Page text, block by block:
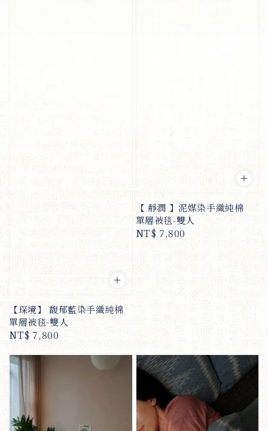
【琛境】 馥郁藍染手織純棉
單層被毯-雙人
Regular
NT$ 7,800
【 靜潤 】泥媒染手織純棉
單層被毯-雙人
Regular
price
NT$ 7,800